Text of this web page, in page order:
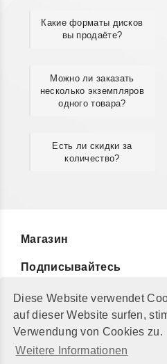
Diese Website verwendet
auf dieser Website surfen,
Verwendung von Cookies zu.
Weitere Informationen
Какие форматы дисков
вы продаёте?
Можно ли заказать
несколько экземпляров
одного товара?
Есть ли скидки за
количество?
Магазин
Подписывайтесь
Информируем Вас
Дополнительно